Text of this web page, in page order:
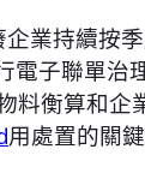
業持續按
子聯單治
料衡算和
用處置的關